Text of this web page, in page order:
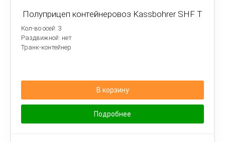
Полуприцеп контейнеровоз Kassbohrer SHF T
Кол-во осей: 3
Раздвижной: нет
Транк-контейнер
В корзину
Подробнее